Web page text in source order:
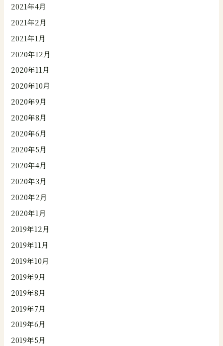
2021年4月
2021年2月
2021年1月
2020年12月
2020年11月
2020年10月
2020年9月
2020年8月
2020年6月
2020年5月
2020年4月
2020年3月
2020年2月
2020年1月
2019年12月
2019年11月
2019年10月
2019年9月
2019年8月
2019年7月
2019年6月
2019年5月